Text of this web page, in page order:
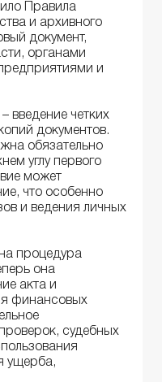
Правила
и архивного
документ,
органами
и
введение четких
документов.
обязательно
углу первого
может
что особенно
и ведения личных
процедура
она
акта и
финансовых
судебных
ущерба,